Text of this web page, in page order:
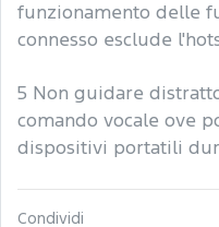
funzionamento delle
connesso esclude
5 Non guidare
comando vocale ove
dispositivi portatili
Condividi